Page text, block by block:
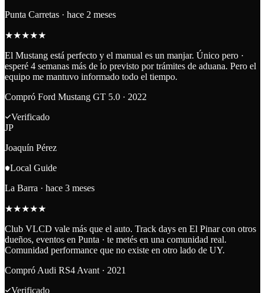
Punta Carretas · hace 2 meses
★★★★★
El Mustang está perfecto y el manual es un manjar. Único pero ·
esperé 4 semanas más de lo previsto por trámites de aduana. Pero el
equipo me mantuvo informado todo el tiempo.
Compró Ford Mustang GT 5.0 · 2022
Verificado
JP
Joaquín Pérez
Local Guide
La Barra · hace 3 meses
★★★★★
Club VLCD vale más que el auto. Track days en El Pinar con otros
dueños, eventos en Punta · te metés en una comunidad real.
Comunidad performance que no existe en otro lado de UY.
Compró Audi RS4 Avant · 2021
Verificado